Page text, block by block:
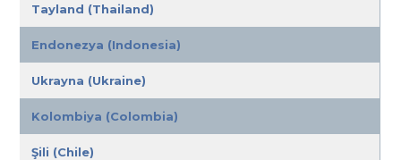
Tayland (Thailand)
Endonezya (Indonesia)
Ukrayna (Ukraine)
Kolombiya (Colombia)
Şili (Chile)